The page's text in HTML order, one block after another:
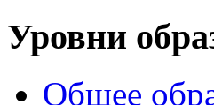
Уровни
Общее